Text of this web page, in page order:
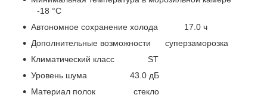
-18 °C
Автономное сохранение холода 17.0 ч
Дополнительные возможности суперзаморозка
Климатический класс ST
Уровень шума 43.0 дБ
Материал полок стекло